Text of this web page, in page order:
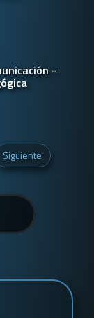
-
Siguiente